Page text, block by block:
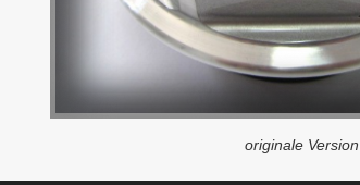
originale Version